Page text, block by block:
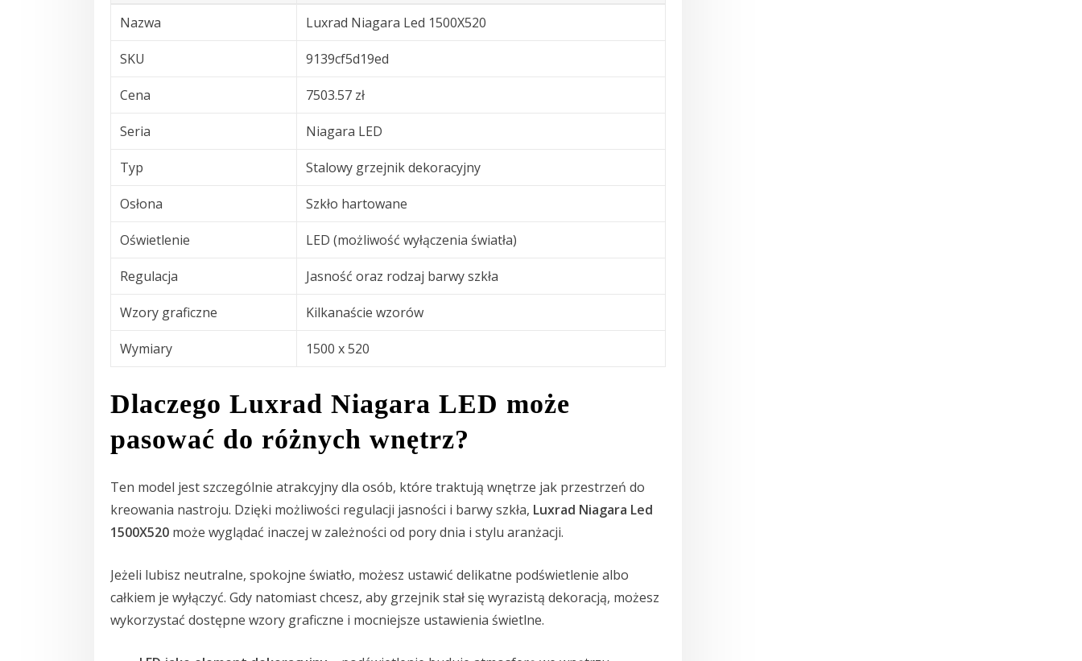
Nazwa Luxrad Niagara Led 1500X520
SKU 9139cf5d19ed
Cena 7503.57 zł
Seria Niagara LED
Typ Stalowy grzejnik dekoracyjny
Osłona Szkło hartowane
Oświetlenie LED (możliwość wyłączenia światła)
Regulacja Jasność oraz rodzaj barwy szkła
Wzory graficzne Kilkanaście wzorów
Wymiary 1500 x 520
Dlaczego Luxrad Niagara LED może
pasować do różnych wnętrz?
Ten model jest szczególnie atrakcyjny dla osób, które traktują wnętrze jak przestrzeń do
kreowania nastroju. Dzięki możliwości regulacji jasności i barwy szkła, Luxrad Niagara Led
1500X520 może wyglądać inaczej w zależności od pory dnia i stylu aranżacji.
Jeżeli lubisz neutralne, spokojne światło, możesz ustawić delikatne podświetlenie albo
całkiem je wyłączyć. Gdy natomiast chcesz, aby grzejnik stał się wyrazistą dekoracją, możesz
wykorzystać dostępne wzory graficzne i mocniejsze ustawienia świetlne.